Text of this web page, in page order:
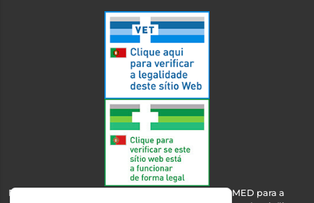
Esta farmácia encontra-se autorizada pelo INFARMED para a